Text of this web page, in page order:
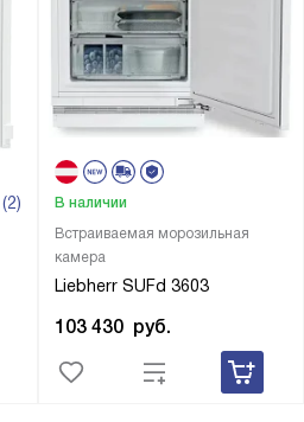
(2)
Встраиваемая морозильная
камера
Liebherr SUFd 3603
В наличии
103 430 руб.